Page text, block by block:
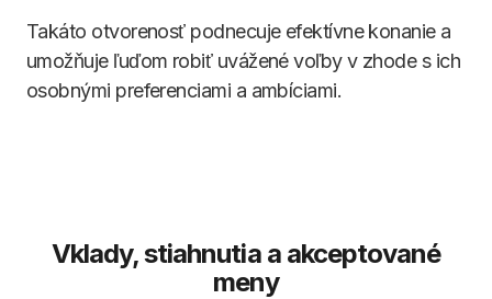
Takáto otvorenosť podnecuje efektívne konanie a
umožňuje ľuďom robiť uvážené voľby v zhode s ich
osobnými preferenciami a ambíciami.
Vklady, stiahnutia a akceptované
meny